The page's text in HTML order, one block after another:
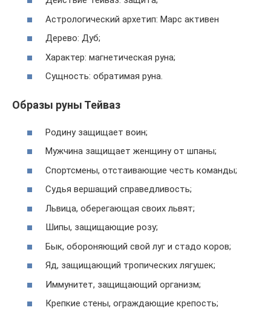
Астрологический архетип: Марс активен
Дерево: Дуб;
Характер: магнетическая руна;
Сущность: обратимая руна.
Образы руны Тейваз
Родину защищает воин;
Мужчина защищает женщину от шпаны;
Спортсмены, отстаивающие честь команды;
Судья вершащий справедливость;
Львица, оберегающая своих львят;
Шипы, защищающие розу;
Бык, обороняющий свой луг и стадо коров;
Яд, защищающий тропических лягушек;
Иммунитет, защищающий организм;
Крепкие стены, ограждающие крепость;